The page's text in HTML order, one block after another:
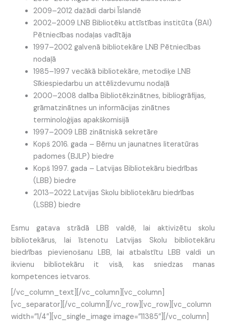
2009–2012 dažādi darbi Īslandē
2002–2009 LNB Bibliotēku attīstības institūta (BAI)
Pētniecības nodaļas vadītāja
1997–2002 galvenā bibliotekāre LNB Pētniecības
nodaļā
1985–1997 vecākā bibliotekāre, metodiķe LNB
Sīkiespiedarbu un attēlizdevumu nodaļā
2000–2008 dalība Bibliotēkzinātnes, bibliogrāfijas,
grāmatzinātnes un informācijas zinātnes
terminoloģijas apakškomisijā
1997–2009 LBB zinātniskā sekretāre
Kopš 2016. gada – Bērnu un jaunatnes literatūras
padomes (BJLP) biedre
Kopš 1997. gada – Latvijas Bibliotekāru biedrības
(LBB) biedre
2013–2022 Latvijas Skolu bibliotekāru biedrības
(LSBB) biedre
Esmu gatava strādā LBB valdē, lai aktivizētu skolu
bibliotekārus, lai īstenotu Latvijas Skolu bibliotekāru
biedrības pievienošanu LBB, lai atbalstītu LBB valdi un
ikvienu bibliotekāru it visā, kas sniedzas manas
kompetences ietvaros.
[/vc_column_text][/vc_column][vc_column]
[vc_separator][/vc_column][/vc_row][vc_row][vc_column
width=”1/4″][vc_single_image image=”11385″][/vc_column]